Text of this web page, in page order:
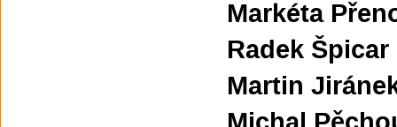
Markéta
Radek Špicar
Martin